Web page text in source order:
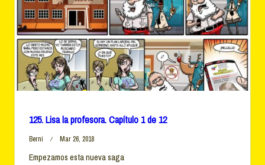
125. Lisa la profesora. Capítulo 1 de 12
Berni Mar 26, 2018
Empezamos esta nueva saga